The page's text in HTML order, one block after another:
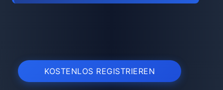
KOSTENLOS REGISTRIEREN